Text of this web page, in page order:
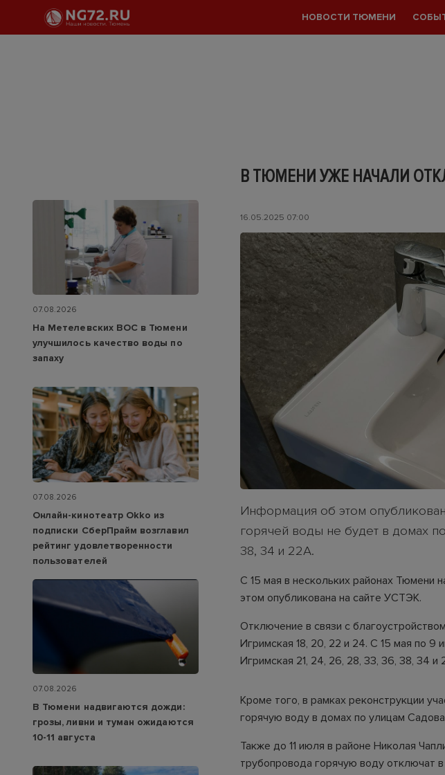
НОВОСТИ ТЮМЕНИ
В ТЮМЕНИ УЖЕ НАЧАЛИ
16.05.2025 07:00
Информация об этом
горячей воды не будет в домах
38, 34 и 22А.
С 15 мая в нескольких районах Тюмени
этом опубликована на сайте УСТЭК.
Отключение в связи с
Игримская 18, 20, 22 и 24. С 15 мая по
Игримская 21, 24, 26, 28, 33, 36, 38, 34 и
Кроме того, в рамках реконструкции
горячую воду в домах по улицам
Также до 11 июля в районе Николая
трубопровода горячую воду отключат в
07.08.2026
На Метелевских ВОС в Тюмени
улучшилось качество воды по
запаху
07.08.2026
Онлайн-кинотеатр Okko из
подписки СберПрайм возглавил
рейтинг удовлетворенности
пользователей
07.08.2026
В Тюмени надвигаются дожди:
грозы, ливни и туман ожидаются
10-11 августа